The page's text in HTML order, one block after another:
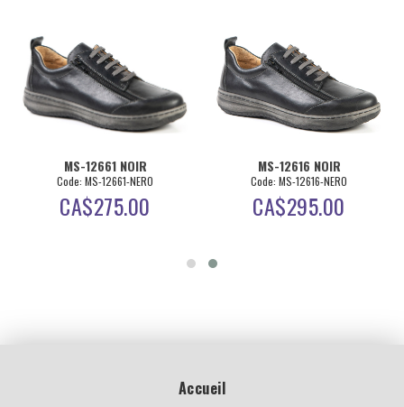
MS-12661 NOIR
Code: MS-12661-NERO
CA$275.00
MS-12616 NOIR
Code: MS-12616-NERO
CA$295.00
Accueil